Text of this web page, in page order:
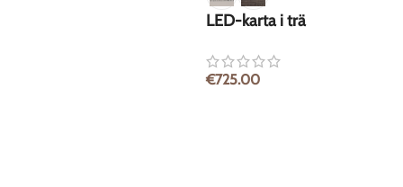
LED-karta i trä
€725.00